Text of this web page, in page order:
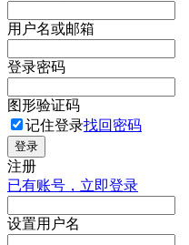
用户名或邮箱
登录密码
图形验证码
记住登录找回密码
登录
注册
已有账号，立即登录
设置用户名